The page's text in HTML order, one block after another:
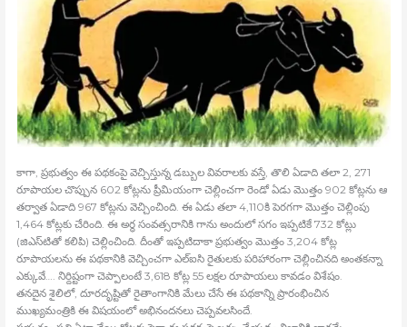
కాగా, ప్రభుత్వం ఈ పథకంపై వెచ్చిస్తున్న డబ్బుల వివరాలకు వస్తే, తొలి ఏడాది తలా 2, 271
రూపాయల చొప్పున 602 కోట్లను ప్రీమియంగా చెల్లించగా రెండో ఏడు మొత్తం 902 కోట్లను ఆ
తర్వాత ఏడాది 967 కోట్లను వెచ్చించింది. ఈ ఏడు తలా 4,110కి పెరగగా మొత్తం చెల్లింపు
1,464 కోట్లకు చేరింది. ఈ అర్ధ సంవత్సరానికి గాను అందులో సగం ఇప్పటికే 732 కోట్లు
(జిఎస్‍టితో కలిపి) చెల్లించింది. దీంతో ఇప్పటిదాకా ప్రభుత్వం మొత్తం 3,204 కోట్ల
రూపాయలను ఈ పథకానికి వెచ్చించగా ఎల్‍ఐసి రైతులకు పరిహారంగా చెల్లించినది అంతకన్నా
ఎక్కువే…. నిర్దిష్టంగా చెప్పాలంటే 3,618 కోట్ల 55 లక్షల రూపాయలు కావడం విశేషం.
తనదైన శైలిలో, దూరదృష్టితో రైతాంగానికి మేలు చేసే ఈ పథకాన్ని ప్రారంభించిన
ముఖ్యమంత్రికి ఈ విషయంలో అభినందనలు చెప్పవలసిందే.